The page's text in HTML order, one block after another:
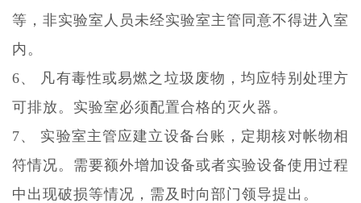
等，非实验室人员未经实验室主管同意不得进入室
内。
6、 凡有毒性或易燃之垃圾废物，均应特别处理方
可排放。实验室必须配置合格的灭火器。
7、 实验室主管应建立设备台账，定期核对帐物相
符情况。需要额外增加设备或者实验设备使用过程
中出现破损等情况，需及时向部门领导提出。